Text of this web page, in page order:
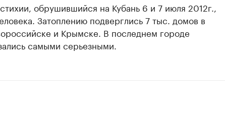
обрушившийся на Кубань 6 и 7 июля 2012г.,
Затоплению подверглись 7 тыс. домов в
и Крымске. В последнем городе
самыми серьезными.